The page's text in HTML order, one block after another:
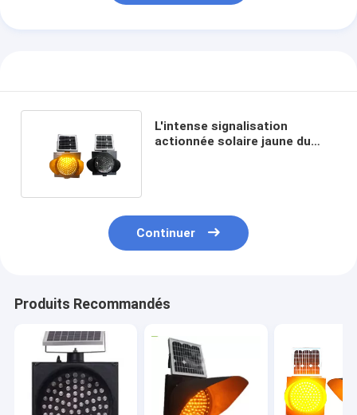
L'intense signalisation
actionnée solaire jaune du
Continuer
Produits Recommandés